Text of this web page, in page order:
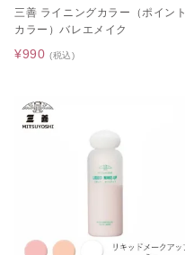
三善 ライニングカラー（ポイント
カラー）バレエメイク
¥990 (税込)